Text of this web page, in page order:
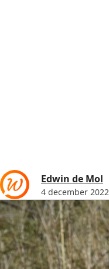
Edwin de Mol
4 december 2022